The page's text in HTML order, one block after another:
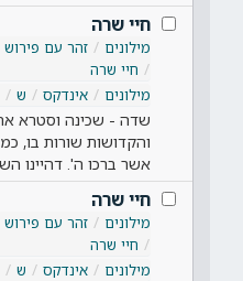
חיי שרה
מילונים זהר עם
חיי שרה
מילונים
אינדקס ש
שדה - שכינה וסטרא
והקדושות שורות בו,
אשר ברכו ה'. דהיינו
חיי שרה
מילונים זהר עם
חיי שרה
מילונים
אינדקס ש